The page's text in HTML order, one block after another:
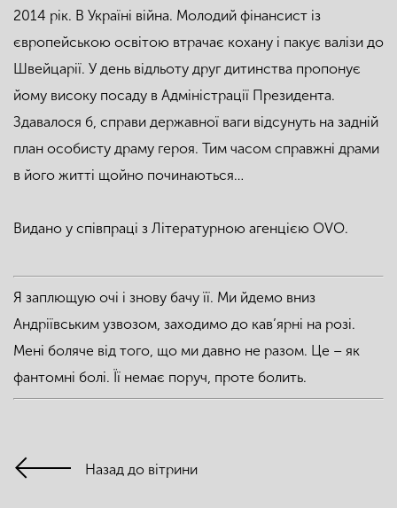
2014 рік. В Україні війна. Молодий фінансист із
європейською освітою втрачає кохану і пакує валізи до
Швейцарії. У день відльоту друг дитинства пропонує
йому високу посаду в Адміністрації Президента.
Здавалося б, справи державної ваги відсунуть на задній
план особисту драму героя. Тим часом справжні драми
в його житті щойно починаються…
Видано у співпраці з Літературною агенцією OVO.
Я заплющую очі і знову бачу її. Ми йдемо вниз
Андріївським узвозом, заходимо до кав’ярні на розі.
Мені боляче від того, що ми давно не разом. Це – як
фантомні болі. Її немає поруч, проте болить.
Назад до вітрини